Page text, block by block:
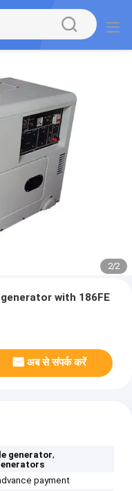
2/2
with 186FE
अब से संपर्क करें
generator,
payment